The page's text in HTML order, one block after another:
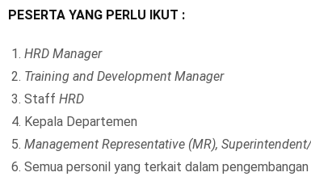
PESERTA YANG PERLU IKUT :
HRD Manager
Training and Development Manager
Staff HRD
Kepala Departemen
Management Representative (MR),
Semua personil yang terkait dalam pengembangan